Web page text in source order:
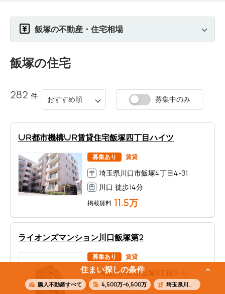
住まい探しの条件
購入不動産すべて 4,500万~6,500万 埼玉県川口市飯塚
飯塚の不動産・住宅相場
飯塚の住宅
282 件 おすすめ順 募集中のみ
UR都市機構UR賃貸住宅飯塚四丁目ハイツ
募集あり 賃貸
埼玉県川口市飯塚4丁目4-31
川口 徒歩14分
掲載賃料 11.5万
ライオンズマンション川口飯塚第2
募集あり 賃貸
埼玉県川口市飯塚3丁目9-41
川口 徒歩11分